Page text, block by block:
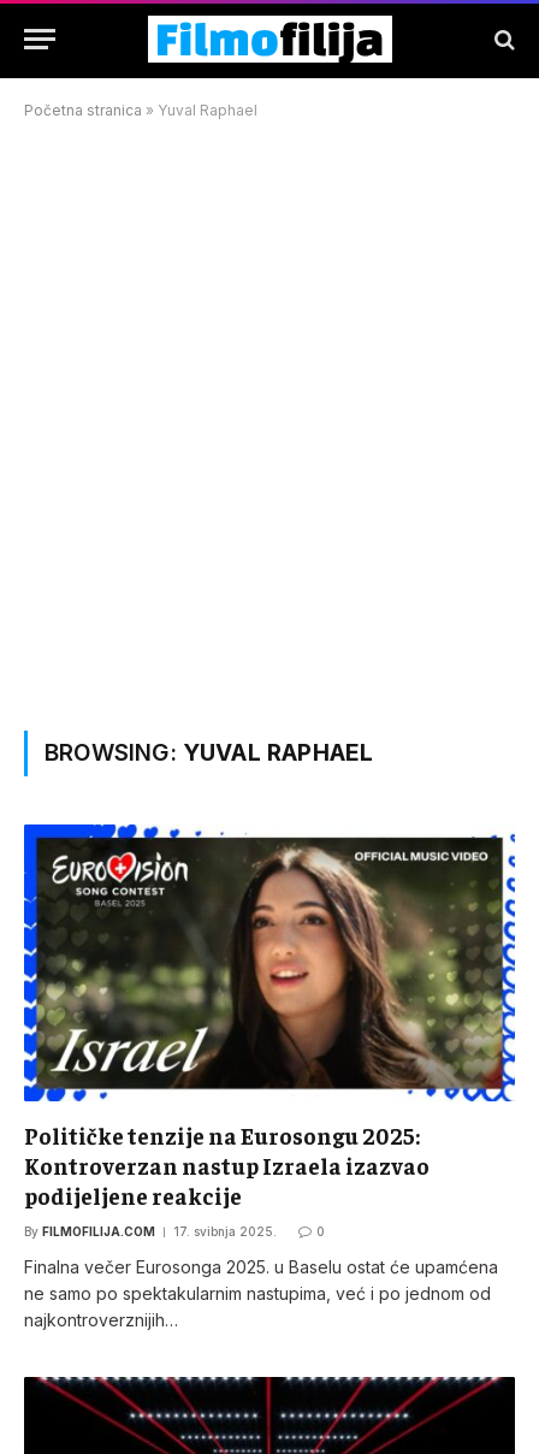
Početna stranica » Yuval Raphael
BROWSING: YUVAL RAPHAEL
Političke tenzije na Eurosongu 2025:
Kontroverzan nastup Izraela izazvao
podijeljene reakcije
By FILMOFILIJA.COM 17. svibnja 2025. 0
Finalna večer Eurosonga 2025. u Baselu ostat će upamćena
ne samo po spektakularnim nastupima, već i po jednom od
najkontroverznijih…